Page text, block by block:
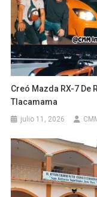
Creó Mazda RX-7 De
Tlacamama
julio 11, 2026